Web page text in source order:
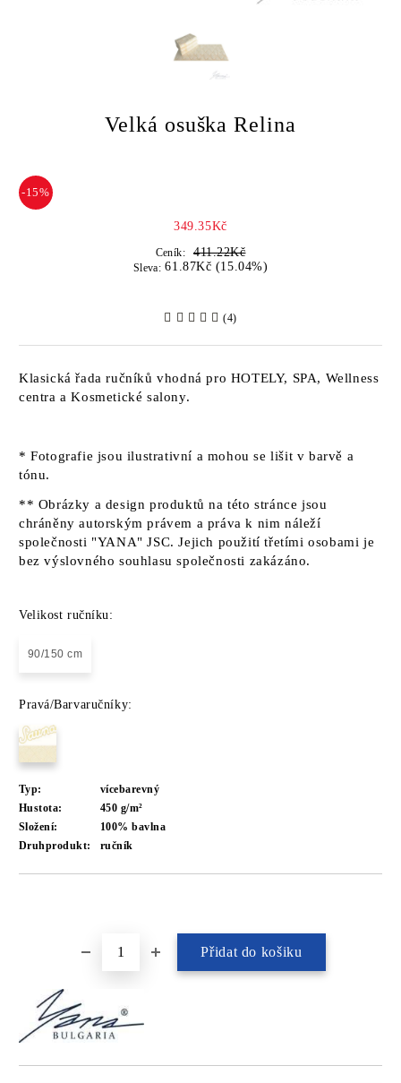
Velká osuška Relina
-15%
349.35Kč
Ceník: 411.22Kč
Sleva: 61.87Kč (15.04%)
(4)
Klasická řada ručníků vhodná pro HOTELY, SPA, Wellness
centra a Kosmetické salony.
* Fotografie jsou ilustrativní a mohou se lišit v barvě a
tónu.
** Obrázky a design produktů na této stránce jsou
chráněny autorským právem a práva k nim náleží
společnosti "YANA" JSC. Jejich použití třetími osobami je
bez výslovného souhlasu společnosti zakázáno.
Velikost ručníku:
90/150 cm
Pravá/Barvaručníky:
Typ:
vícebarevný
Hustota:
450 g/m²
Složení:
100% bavlna
Druhprodukt:
ručník